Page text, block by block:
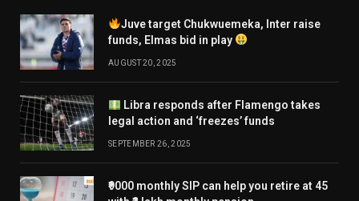
Juve target Chukwuemeka, Inter raise
funds, Elmas bid in play
AUGUST 20, 2025
Libra responds after Flamengo takes
legal action and ‘freezes’ funds
SEPTEMBER 26, 2025
₹9000 monthly SIP can help you retire at 45